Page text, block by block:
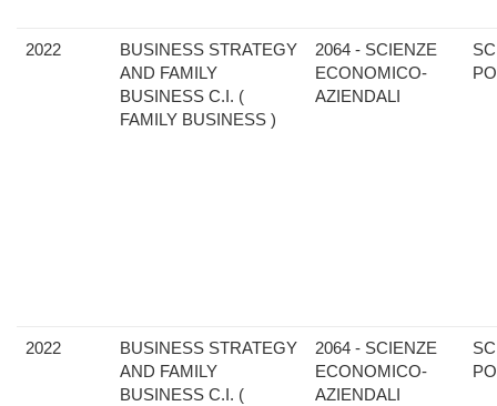
2022
BUSINESS STRATEGY
AND FAMILY
BUSINESS C.I. (
FAMILY BUSINESS )
2064 - SCIENZE
ECONOMICO-
AZIENDALI
2022
BUSINESS STRATEGY
AND FAMILY
BUSINESS C.I. (
2064 - SCIENZE
ECONOMICO-
AZIENDALI